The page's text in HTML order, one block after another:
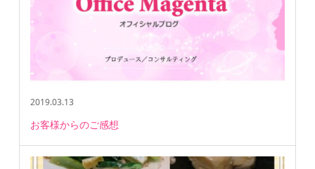
2019.03.13
お客様からのご感想